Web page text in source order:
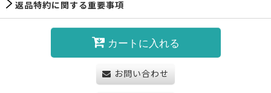
返品特約に関する重要事項
カートに入れる
お問い合わせ